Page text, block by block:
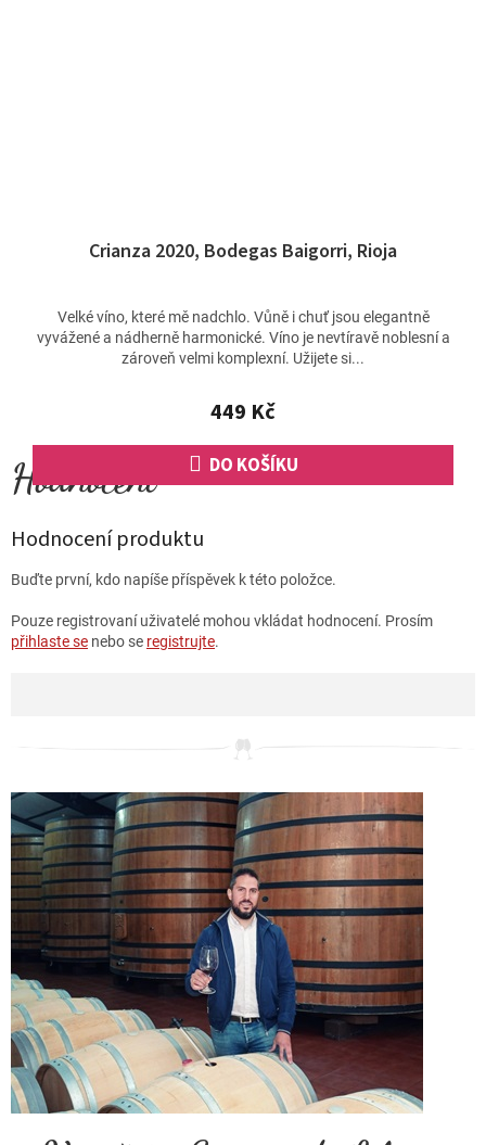
Crianza 2020, Bodegas Baigorri, Rioja
449 Kč
DO KOŠÍKU
Velké víno, které mě nadchlo. Vůně i chuť jsou elegantně
vyvážené a nádherně harmonické. Víno je nevtíravě noblesní a
zároveň velmi komplexní. Užijete si...
Hodnocení produktu
Buďte první, kdo napíše příspěvek k této položce.
Pouze registrovaní uživatelé mohou vkládat hodnocení. Prosím
přihlaste se nebo se registrujte.